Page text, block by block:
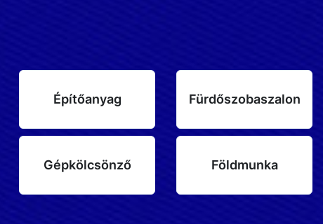
Építőanyag Fürdőszobaszalon
Gépkölcsönző Földmunka